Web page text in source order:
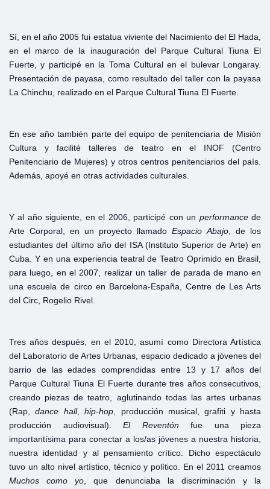
Sí, en el año 2005 fui estatua viviente del Nacimiento del El Hada,
en el marco de la inauguración del Parque Cultural Tiuna El
Fuerte, y participé en la Toma Cultural en el bulevar Longaray.
Presentación de payasa, como resultado del taller con la payasa
La Chinchu, realizado en el Parque Cultural Tiuna El Fuerte.
En ese año también parte del equipo de penitenciaria de Misión
Cultura y facilité talleres de teatro en el INOF (Centro
Penitenciario de Mujeres) y otros centros penitenciarios del país.
Además, apoyé en otras actividades culturales.
Y al año siguiente, en el 2006, participé con un performancede
Arte Corporal, en un proyecto llamado Espacio Abajo , de los
estudiantes del último año del ISA (Instituto Superior de Arte) en
Cuba. Y en una experiencia teatral de Teatro Oprimido en Brasil,
para luego, en el 2007, realizar un taller de parada de mano en
una escuela de circo en Barcelona-España, Centre de Les Arts
del Circ, Rogelio Rivel.
Tres años después, en el 2010, asumí como Directora Artística
del Laboratorio de Artes Urbanas, espacio dedicado a jóvenes del
barrio de las edades comprendidas entre 13 y 17 años del
Parque Cultural Tiuna El Fuerte durante tres años consecutivos,
creando piezas de teatro, aglutinando todas las artes urbanas
(Rap,dance hall,hip-hop , producción musical, grafiti y hasta
producción audiovisual). El Reventón fue una pieza
importantísima para conectar a los/as jóvenes a nuestra historia,
nuestra identidad y al pensamiento crítico. Dicho espectáculo
tuvo un alto nivel artístico, técnico y político. En el 2011 creamos
Muchos
como yo , que denunciaba la discriminación y la